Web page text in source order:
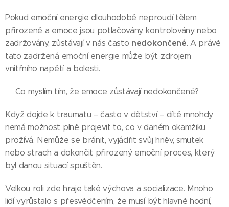
Pokud emoční energie dlouhodobě neproudí tělem
přirozeně a emoce jsou potlačovány, kontrolovány nebo
zadržovány, zůstávají v nás často nedokončené. A právě
tato zadržená emoční energie může být zdrojem
vnitřního napětí a bolesti.
👉Co myslím tím, že emoce zůstávají nedokončené?
Když dojde k traumatu – často v dětství – dítě mnohdy
nemá možnost plně projevit to, co v daném okamžiku
prožívá. Nemůže se bránit, vyjádřit svůj hněv, smutek
nebo strach a dokončit přirozený emoční proces, který
byl danou situací spuštěn.
Velkou roli zde hraje také výchova a socializace. Mnoho
lidí vyrůstalo s přesvědčením, že musí být hlavně hodní,